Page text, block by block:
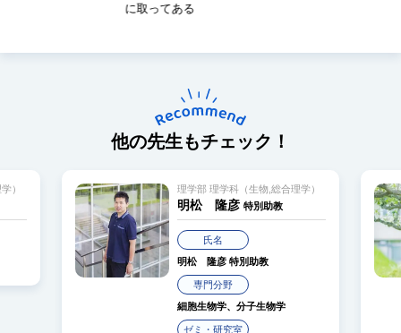
に取ってある
他の先生もチェック！
） 理学部 理学科（生物,総合理学）
明松 隆彦特別助教
氏名
明松 隆彦特別助教
専門分野
細胞生物学、分子生物学
ゼミ・研究室